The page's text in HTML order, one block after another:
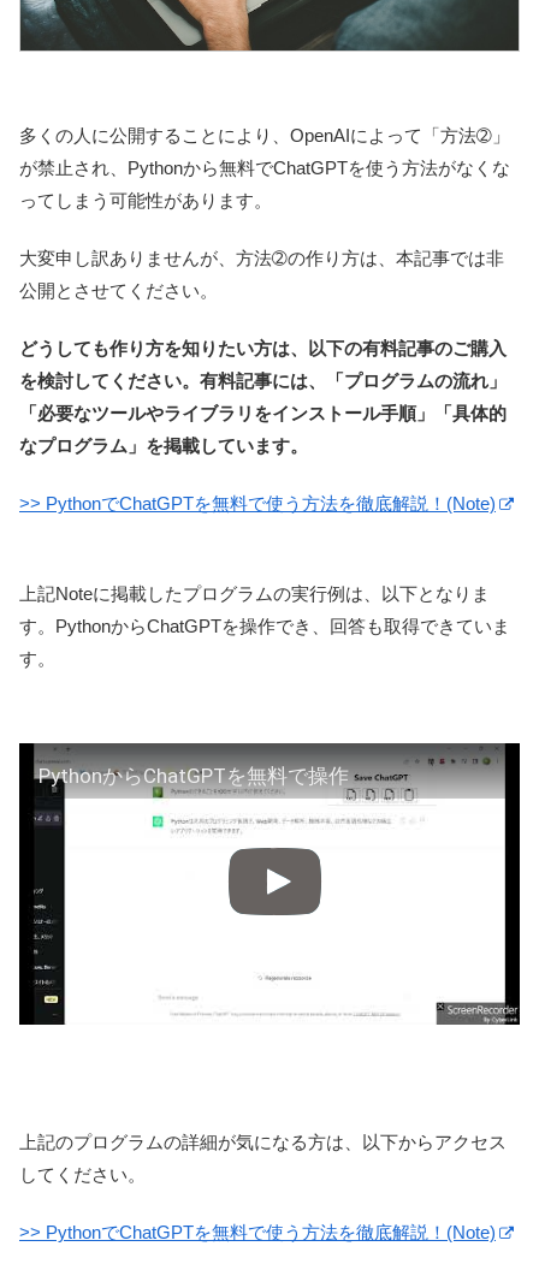
多くの人に公開することにより、OpenAIによって「方法➁」
が禁止され、Pythonから無料でChatGPTを使う方法がなくな
ってしまう可能性があります。
大変申し訳ありませんが、方法➁の作り方は、本記事では非
公開とさせてください。
どうしても作り方を知りたい方は、以下の有料記事のご購入
を検討してください。有料記事には、「プログラムの流れ」
「必要なツールやライブラリをインストール手順」「具体的
なプログラム」を掲載しています。
>> PythonでChatGPTを無料で使う方法を徹底解説！(Note)
上記Noteに掲載したプログラムの実行例は、以下となりま
す。PythonからChatGPTを操作でき、回答も取得できていま
す。
PythonからChatGPTを無料で操作
上記のプログラムの詳細が気になる方は、以下からアクセス
してください。
>> PythonでChatGPTを無料で使う方法を徹底解説！(Note)